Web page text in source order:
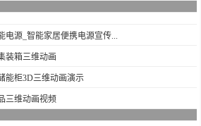
电源_智能家居便携电源宣传...
装箱三维动画
能柜3D三维动画演示
三维动画视频